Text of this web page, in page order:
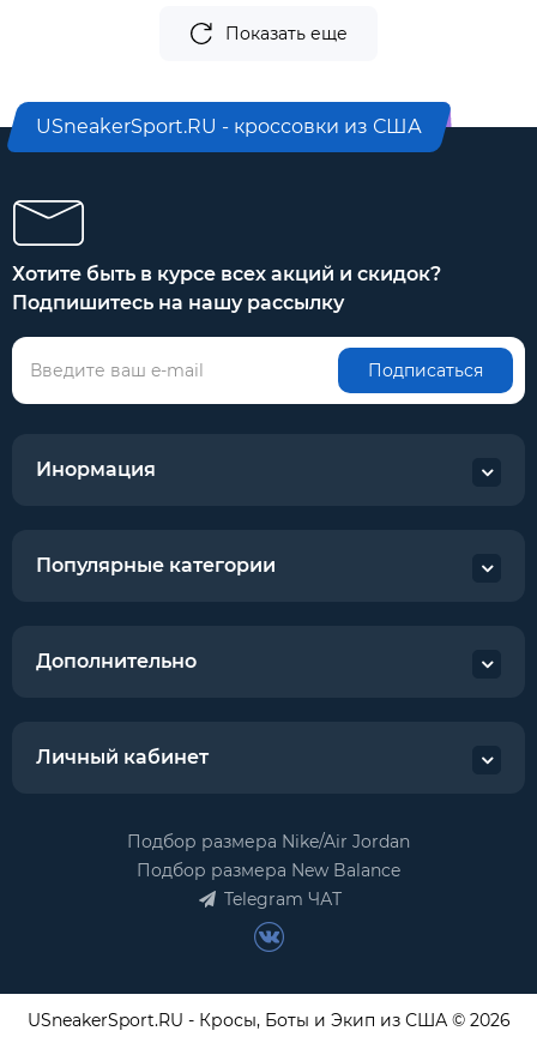
Показать еще
USneakerSport.RU - кроссовки из США
Хотите быть в курсе всех акций и скидок?
Подпишитесь на нашу рассылку
Подписаться
Инормация
Популярные категории
Дополнительно
Личный кабинет
Подбор размера Nike/Air Jordan
Подбор размера New Balance
Telegram ЧАТ
USneakerSport.RU - Кросы, Боты и Экип из США © 2026